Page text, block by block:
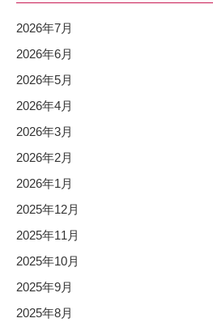
2026年7月
2026年6月
2026年5月
2026年4月
2026年3月
2026年2月
2026年1月
2025年12月
2025年11月
2025年10月
2025年9月
2025年8月